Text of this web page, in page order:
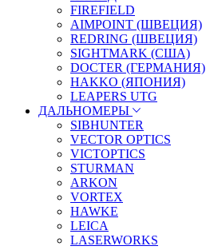
FIREFIELD
AIMPOINT (ШВЕЦИЯ)
REDRING (ШВЕЦИЯ)
SIGHTMARK (США)
DOCTER (ГЕРМАНИЯ)
HAKKO (ЯПОНИЯ)
LEAPERS UTG
ДАЛЬНОМЕРЫ
SIBHUNTER
VECTOR OPTICS
VICTOPTICS
STURMAN
ARKON
VORTEX
HAWKE
LEICA
LASERWORKS